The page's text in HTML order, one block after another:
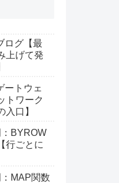
ログ【最
上げて発
ートウェ
トワーク
入口】
BYROW
行ごとに
MAP関数